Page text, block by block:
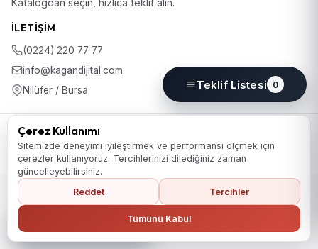
İLETIŞIM
(0224) 220 77 77
info@kagandijital.com
Nilüfer / Bursa
© 2026 KD Promosyon. Tüm hakları saklıdır.
KoleksiyonHakkımızdaİletişimKVKK Aydınlatma Metni
Gizlilik PolitikasıÇerez PolitikasıÇerez Tercihleri
Ana Sayfaya Dön
Teklif Listesi 0
Çerez Kullanımı
Sitemizde deneyimi iyileştirmek ve performansı ölçmek için
çerezler kullanıyoruz. Tercihlerinizi dilediğiniz zaman
güncelleyebilirsiniz.
Reddet
Tercihler
Tümünü Kabul